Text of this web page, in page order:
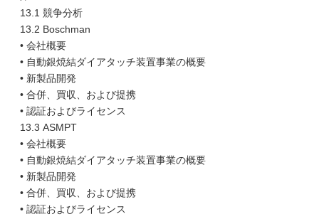
13.1 競争分析
13.2 Boschman
• 会社概要
• 自動銀焼結ダイアタッチ装置事業の概要
• 新製品開発
• 合併、買収、および提携
• 認証およびライセンス
13.3 ASMPT
• 会社概要
• 自動銀焼結ダイアタッチ装置事業の概要
• 新製品開発
• 合併、買収、および提携
• 認証およびライセンス